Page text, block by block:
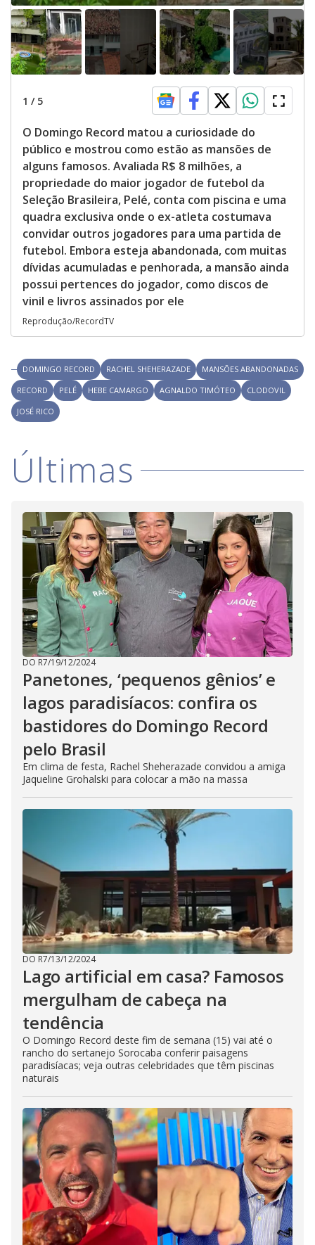
1 / 5
O Domingo Record matou a curiosidade do
público e mostrou como estão as mansões de
alguns famosos. Avaliada R$ 8 milhões, a
propriedade do maior jogador de futebol da
Seleção Brasileira, Pelé, conta com piscina e uma
quadra exclusiva onde o ex-atleta costumava
convidar outros jogadores para uma partida de
futebol. Embora esteja abandonada, com muitas
dívidas acumuladas e penhorada, a mansão ainda
possui pertences do jogador, como discos de
vinil e livros assinados por ele
Reprodução/RecordTV
DOMINGO RECORD RACHEL SHEHERAZADE
MANSÕES ABANDONADAS
RECORD
PELÉ HEBE CAMARGO AGNALDO TIMÓTEO
CLODOVIL
JOSÉ RICO
Últimas
DO R7/19/12/2024
Panetones, ‘pequenos gênios’ e
lagos paradisíacos: confira os
bastidores do Domingo Record
pelo Brasil
Em clima de festa, Rachel Sheherazade convidou a amiga
Jaqueline Grohalski para colocar a mão na massa
DO R7/13/12/2024
Lago artificial em casa? Famosos
mergulham de cabeça na
tendência
O Domingo Record deste fim de semana (15) vai até o
rancho do sertanejo Sorocaba conferir paisagens
paradisíacas; veja outras celebridades que têm piscinas
naturais